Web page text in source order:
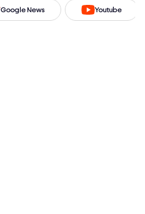
Google News Youtube